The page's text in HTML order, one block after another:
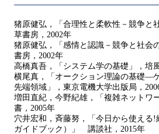
猪原健弘，「合理性と柔軟性－競争と
草書房，2002年
猪原健弘，「感情と認識－競争と社会
書房，2002年
高橋真吾，「システム学の基礎」，培
横尾真，「オークション理論の基礎―
先端領域」，東京電機大学出版局，
増田直紀，今野紀雄，「複雑ネットワ
書，2005年
穴井宏和，斉藤努，「今日から使える
ガイドブック）」 講談社，2015年